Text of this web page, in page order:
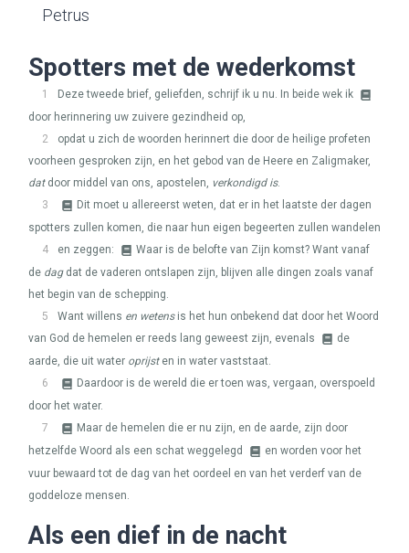
Petrus
Spotters met de wederkomst
1
Deze tweede brief, geliefden, schrijf ik u nu. In beide wek ik
door herinnering uw zuivere gezindheid op,
2
opdat u zich de woorden herinnert die door de heilige profeten
voorheen gesproken zijn, en het gebod van de Heere en Zaligmaker,
datdoor middel van ons, apostelen, verkondigd is.
3
Dit moet u allereerst weten, dat er in het laatste der dagen
spotters zullen komen, die naar hun eigen begeerten zullen wandelen
4
en zeggen:
Waar is de belofte van Zijn komst? Want vanaf
de dagdat de vaderen ontslapen zijn, blijven alle dingen zoals vanaf
het begin van de schepping.
5
Want willens en wetensis het hun onbekend dat door het Woord
van God de hemelen er reeds lang geweest zijn, evenals
de
aarde, die uit water oprijsten in water vaststaat.
6
Daardoor is de wereld die er toen was, vergaan, overspoeld
door het water.
7
Maar de hemelen die er nu zijn, en de aarde, zijn door
hetzelfde Woord als een schat weggelegd
en worden voor het
vuur bewaard tot de dag van het oordeel en van het verderf van de
goddeloze mensen.
Als een dief in de nacht